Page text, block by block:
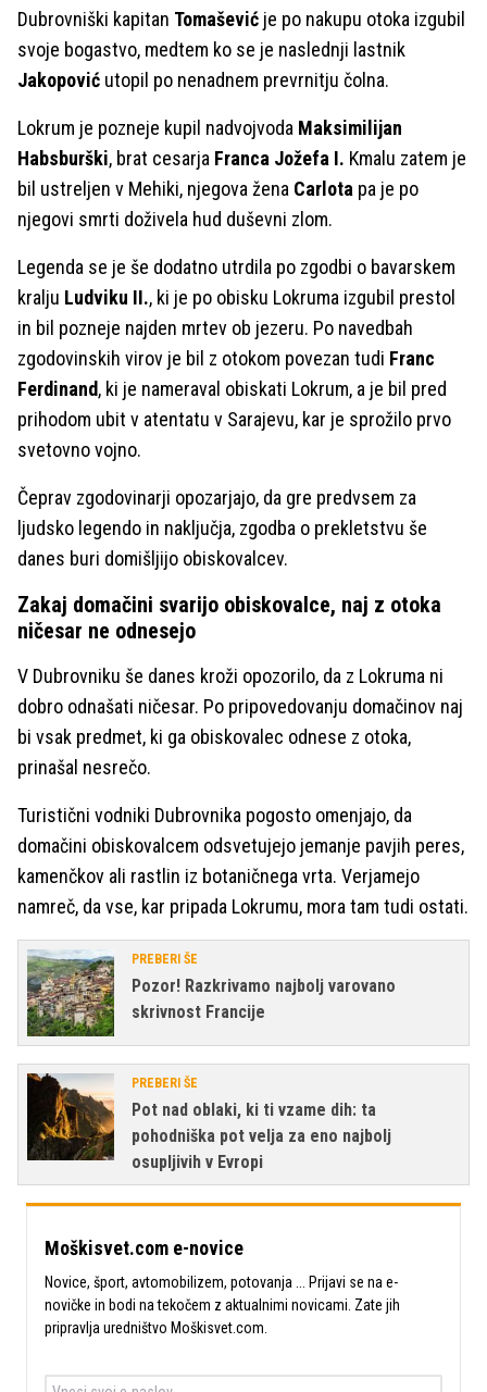
Dubrovniški kapitan Tomašević je po nakupu otoka izgubil
svoje bogastvo, medtem ko se je naslednji lastnik
Jakopović utopil po nenadnem prevrnitju čolna.
Lokrum je pozneje kupil nadvojvoda Maksimilijan
Habsburški, brat cesarja Franca Jožefa I. Kmalu zatem je
bil ustreljen v Mehiki, njegova žena Carlota pa je po
njegovi smrti doživela hud duševni zlom.
Legenda se je še dodatno utrdila po zgodbi o bavarskem
kralju Ludviku II., ki je po obisku Lokruma izgubil prestol
in bil pozneje najden mrtev ob jezeru. Po navedbah
zgodovinskih virov je bil z otokom povezan tudi Franc
Ferdinand, ki je nameraval obiskati Lokrum, a je bil pred
prihodom ubit v atentatu v Sarajevu, kar je sprožilo prvo
svetovno vojno.
Čeprav zgodovinarji opozarjajo, da gre predvsem za
ljudsko legendo in naključja, zgodba o prekletstvu še
danes buri domišljijo obiskovalcev.
Zakaj domačini svarijo obiskovalce, naj z otoka
ničesar ne odnesejo
V Dubrovniku še danes kroži opozorilo, da z Lokruma ni
dobro odnašati ničesar. Po pripovedovanju domačinov naj
bi vsak predmet, ki ga obiskovalec odnese z otoka,
prinašal nesrečo.
Turistični vodniki Dubrovnika pogosto omenjajo, da
domačini obiskovalcem odsvetujejo jemanje pavjih peres,
kamenčkov ali rastlin iz botaničnega vrta. Verjamejo
namreč, da vse, kar pripada Lokrumu, mora tam tudi ostati.
PREBERI ŠE
Pozor! Razkrivamo najbolj varovano
skrivnost Francije
PREBERI ŠE
Pot nad oblaki, ki ti vzame dih: ta
pohodniška pot velja za eno najbolj
osupljivih v Evropi
Moškisvet.com e-novice
Novice, šport, avtomobilizem, potovanja ... Prijavi se na e-
novičke in bodi na tekočem z aktualnimi novicami. Zate jih
pripravlja uredništvo Moškisvet.com.